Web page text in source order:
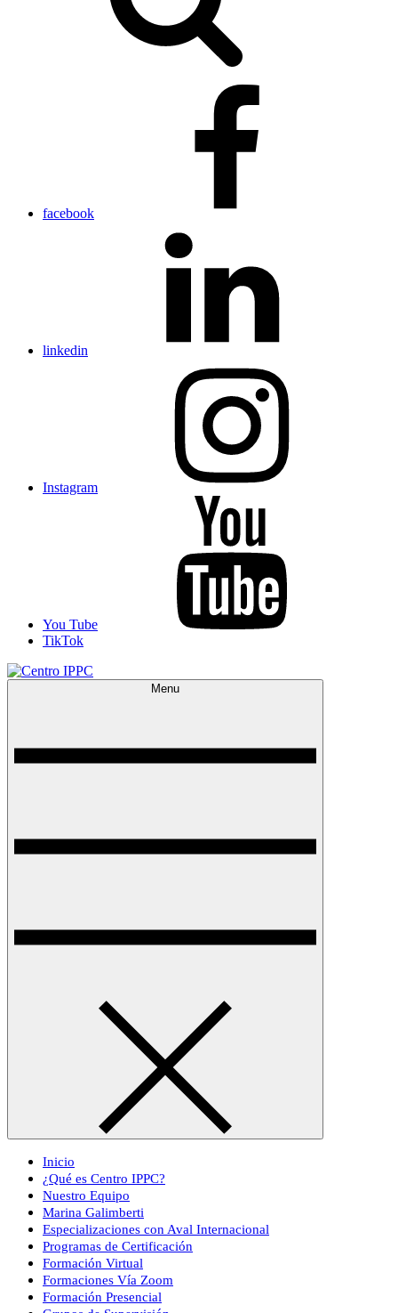
facebook
linkedin
Instagram
You Tube
TikTok
Menu
Inicio
¿Qué es Centro IPPC?
Nuestro Equipo
Marina Galimberti
Especializaciones con Aval Internacional
Programas de Certificación
Formación Virtual
Formaciones Vía Zoom
Formación Presencial